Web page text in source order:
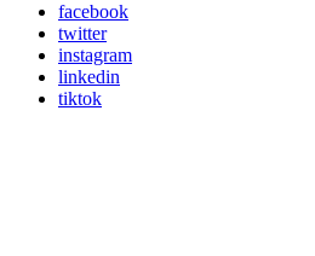
facebook
twitter
instagram
linkedin
tiktok